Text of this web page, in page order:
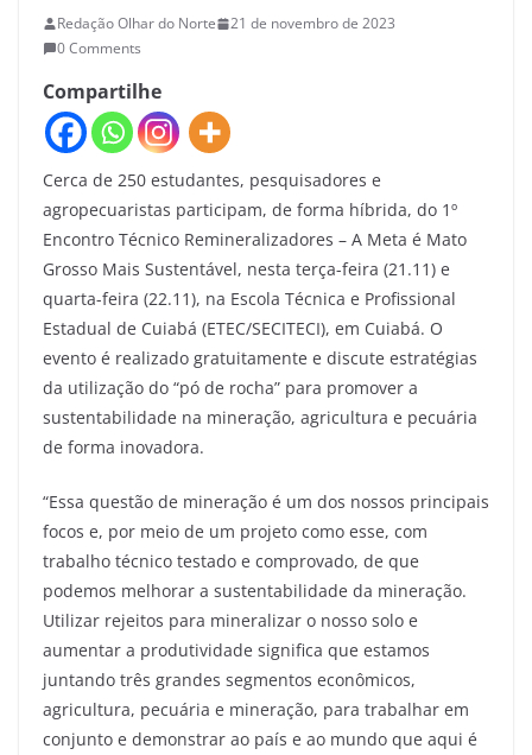
Redação Olhar do Norte
21 de novembro de 2023
0 Comments
Compartilhe
Cerca de 250 estudantes, pesquisadores e
agropecuaristas participam, de forma híbrida, do 1º
Encontro Técnico Remineralizadores – A Meta é Mato
Grosso Mais Sustentável, nesta terça-feira (21.11) e
quarta-feira (22.11), na Escola Técnica e Profissional
Estadual de Cuiabá (ETEC/SECITECI), em Cuiabá. O
evento é realizado gratuitamente e discute estratégias
da utilização do “pó de rocha” para promover a
sustentabilidade na mineração, agricultura e pecuária
de forma inovadora.
“Essa questão de mineração é um dos nossos principais
focos e, por meio de um projeto como esse, com
trabalho técnico testado e comprovado, de que
podemos melhorar a sustentabilidade da mineração.
Utilizar rejeitos para mineralizar o nosso solo e
aumentar a produtividade significa que estamos
juntando três grandes segmentos econômicos,
agricultura, pecuária e mineração, para trabalhar em
conjunto e demonstrar ao país e ao mundo que aqui é